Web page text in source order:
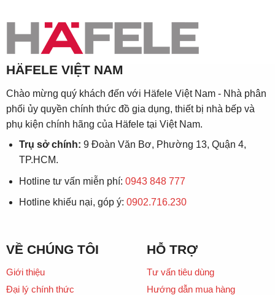
HÄFELE VIỆT NAM
Chào mừng quý khách đến với Häfele Việt Nam - Nhà phân
phối ủy quyền chính thức đồ gia dụng, thiết bị nhà bếp và
phụ kiện chính hãng của Häfele tại Việt Nam.
Trụ sở chính: 9 Đoàn Văn Bơ, Phường 13, Quận 4,
TP.HCM.
Hotline tư vấn miễn phí: 0943 848 777
Hotline khiếu nại, góp ý: 0902.716.230
VỀ CHÚNG TÔI
Giới thiệu
Đại lý chính thức
HỖ TRỢ
Tư vấn tiêu dùng
Hướng dẫn mua hàng